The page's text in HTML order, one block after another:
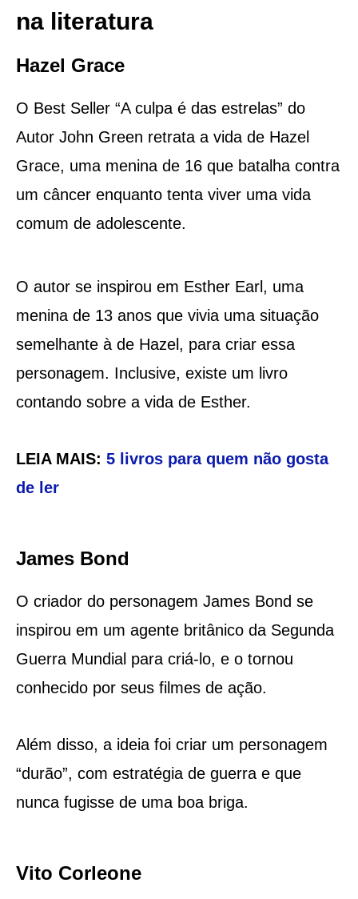
na literatura
Hazel Grace
O Best Seller “A culpa é das estrelas” do
Autor John Green retrata a vida de Hazel
Grace, uma menina de 16 que batalha contra
um câncer enquanto tenta viver uma vida
comum de adolescente.
O autor se inspirou em Esther Earl, uma
menina de 13 anos que vivia uma situação
semelhante à de Hazel, para criar essa
personagem. Inclusive, existe um livro
contando sobre a vida de Esther.
LEIA MAIS: 5 livros para quem não gosta
de ler
James Bond
O criador do personagem James Bond se
inspirou em um agente britânico da Segunda
Guerra Mundial para criá-lo, e o tornou
conhecido por seus filmes de ação.
Além disso, a ideia foi criar um personagem
“durão”, com estratégia de guerra e que
nunca fugisse de uma boa briga.
Vito Corleone